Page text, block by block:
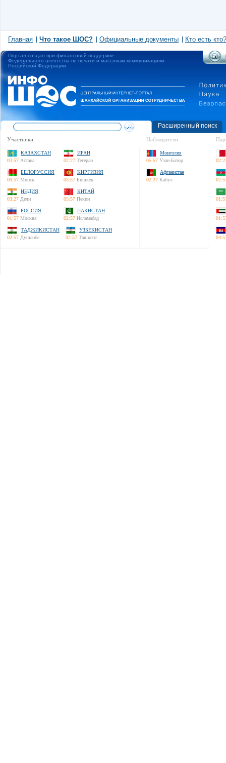
Главная Что такое ШОС? Официальные документы Кто есть кто?
Портал создан при финансовой поддержке
Федерального агентства по печати и массовым коммуникациям
Российской Федерации
Расширенный поиск
Участники:
КАЗАХСТАН
03:57 Астана
ИРАН
02:27 Тегеран
БЕЛОРУССИЯ
00:57 Минск
КИРГИЗИЯ
03:57 Бишкек
ИНДИЯ
03:27 Дели
КИТАЙ
05:57 Пекин
РОССИЯ
01:57 Москва
ПАКИСТАН
02:57 Исламабад
ТАДЖИКИСТАН
02:57 Душанбе
УЗБЕКИСТАН
02:57 Ташкент
Наблюдатели:
Монголия
05:57 Улан-Батор
Афганистан
02:27 Кабул